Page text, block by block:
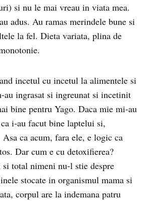
si nu le mai vreau in viata mea.
adus. Au ramas merindele bune si
la fel. Dieta variata, plina de
incetul cu incetul la alimentele si
au ingrasat si ingreunat si incetinit
bine pentru Yago. Daca mie mi-au
i-au facut bine laptelui si,
ca acum, fara ele, e logic ca
Dar cum e cu detoxifierea?
si total nimeni nu-l stie despre
stocate in organismul mama si
corpul are la indemana patru